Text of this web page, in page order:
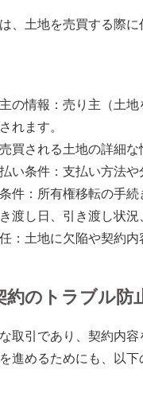
、土地を売買する際
の情報：売り主（土
れます。
買される土地の詳細
い条件：支払い方法
件：所有権移転の手
渡し日、引き渡し状
：土地に欠陥や契約
約のトラブル防
取引であり、契約内
進めるためにも、以